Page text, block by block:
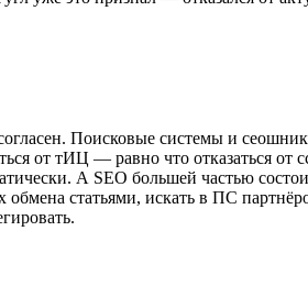
Поисковые системы и
от тИЦ — равно что отказаться
А SEO большей частью
обмена статьями, искать в ПС